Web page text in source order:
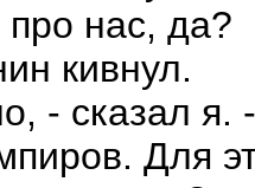
нас, да?
кивнул.
сказал я. -
Для